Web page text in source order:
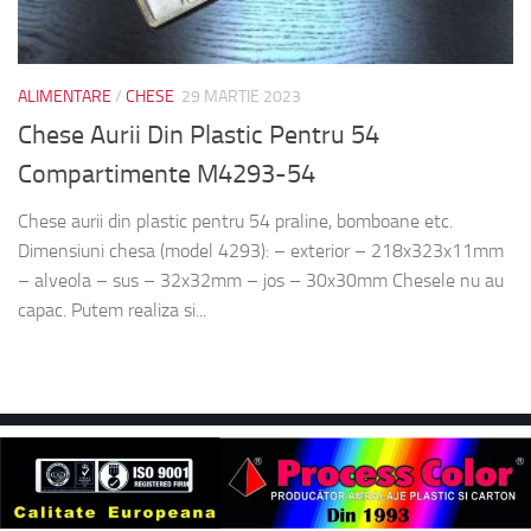
ALIMENTARE / CHESE 29 MARTIE 2023
Chese Aurii Din Plastic Pentru 54
Compartimente M4293-54
Chese aurii din plastic pentru 54 praline, bomboane etc.
Dimensiuni chesa (model 4293): – exterior – 218x323x11mm
– alveola – sus – 32x32mm – jos – 30x30mm Chesele nu au
capac. Putem realiza si...